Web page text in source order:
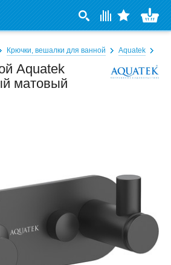
Крючки, вешалки для ванной Aquatek
Aquatek
матовый